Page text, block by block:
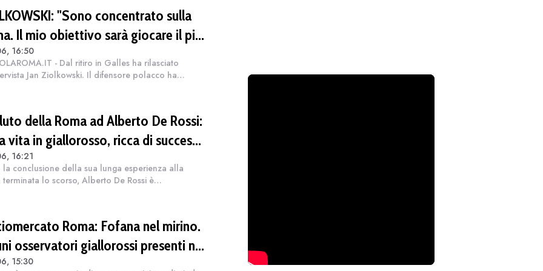
"Sono concentrato sulla
Il mio obiettivo sarà giocare il più
La Champions? Un'emozione
16:50
- Dal ritiro in Galles ha rilasciato
Jan Ziolkowski. Il difensore polacco ha
della Roma ad Alberto De Rossi:
vita in giallorosso, ricca di successi.
Alberto”
16:21
la conclusione della sua lunga esperienza alla
terminata lo scorso, Alberto De Rossi è
Roma: Fofana nel mirino.
osservatori giallorossi presenti nel
di Champions con il Lione
15:30